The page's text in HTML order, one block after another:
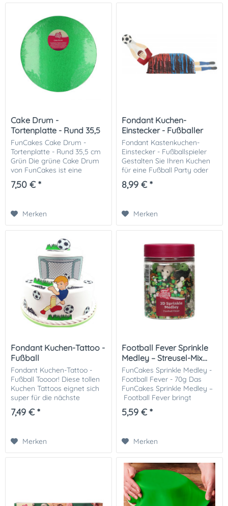
Cake Drum -
Tortenplatte - Rund 35,5
cm Grün
FunCakes Cake Drum -
Tortenplatte - Rund 35,5 cm
Grün Die grüne Cake Drum
von FunCakes ist eine
praktische Unterlage, mit der
Sie größere Torte
7,50 € *
Merken
Fondant Kuchen-
Einstecker - Fußballer
Fondant Kastenkuchen-
Einstecker - Fußballspieler
Gestalten Sie Ihren Kuchen
für eine Fußball Party oder
Fan-Party doch mal mit
unserem lustigen Einstecker
8,99 € *
Merken
Fondant Kuchen-Tattoo -
Fußball
Fondant Kuchen-Tattoo -
Fußball Toooor! Diese tollen
Kuchen Tattoos eignet sich
super für die nächste
Fußball-Motto-
Geburtstagsparty. Auf
Blechkuchen...
7,49 € *
Merken
Football Fever Sprinkle
Medley – Streusel-Mix...
FunCakes Sprinkle Medley -
Football Fever - 70g Das
FunCakes Sprinkle Medley –
Football Fever bringt
Stadion-Feeling direkt auf
deine Backkreationen! Mit
5,59 € *
Merken